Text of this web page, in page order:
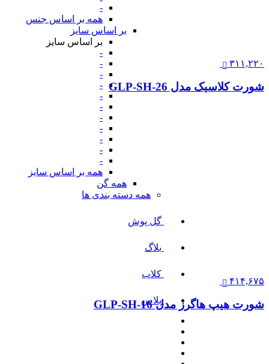
-
همه بر اساس جنس
بر اساس سایز
بر اساس سایز
-
-
-
-
-
-
-
-
-
-
-
همه بر اساس سایز
همه گن
همه دسته بندی ها
گل پوش
بلاگ
کلاب
پلاس
۳۱۱,۲۲۰
شورت کلاسیک مدل GLP-SH-26
۴۱۴,۶۷۵
شورت هیپ هاگرز مدل GLP-SH-16